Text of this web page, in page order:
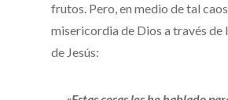
frutos. Pero, en medio de tal
misericordia de Dios a través de
de Jesús: